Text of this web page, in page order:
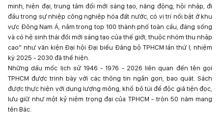
minh, hiện đại, trung tâm đổi mới sáng tạo, năng động, hội nhập, đi
đầu trong sự nhiệp công nghiệp hóa đất nước, có vị trí nổi bật ở khu
vực Đông Nam Á, nằm trong top 100 thành phố toàn cầu, đáng sống
và có hệ sinh thái đổi mới sáng tạo của thế giới, thuộc nhóm thu nhập
cao” như văn kiện Đại hội Đại biểu Đảng bộ TPHCM lần thứ I, nhiệm
kỳ 2025 - 2030 đã thể hiện.
Những dấu mốc lịch sử 1946 - 1976 - 2026 liên quan đến tên gọi
TPHCM được trình bày với các thông tin ngắn gọn, bao quát. Sách
được thực hiện với dung lượng mỏng, khổ bỏ túi để độc giả tiện đọc,
lưu giữ như một kỷ niệm trọng đại của TPHCM - tròn 50 năm mang
tên Bác.